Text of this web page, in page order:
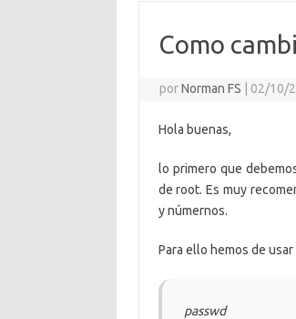
Como
porNorman FS 02/10/
Hola buenas,
lo primero que
de root. Es muy
y númernos.
Para ello hemos de
passwd